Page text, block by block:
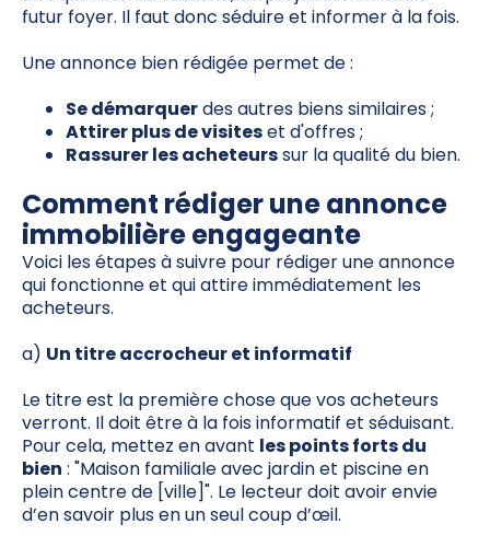
futur foyer. Il faut donc séduire et informer à la fois.
Une annonce bien rédigée permet de :
Se démarquerdes autres biens similaires ;
Attirer plus de visiteset d'offres ;
Rassurer les acheteurssur la qualité du bien.
Comment rédiger une annonce
immobilière engageante
Voici les étapes à suivre pour rédiger une annonce
qui fonctionne et qui attire immédiatement les
acheteurs.
a) Un titre accrocheur et informatif
Le titre est la première chose que vos acheteurs
verront. Il doit être à la fois informatif et séduisant.
Pour cela, mettez en avant les points forts du
bien : "Maison familiale avec jardin et piscine en
plein centre de [ville]". Le lecteur doit avoir envie
d’en savoir plus en un seul coup d’œil.